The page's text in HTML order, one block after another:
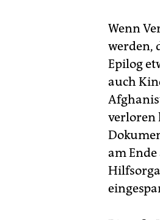
Wenn
werden,
Epilog
auch
verloren
am